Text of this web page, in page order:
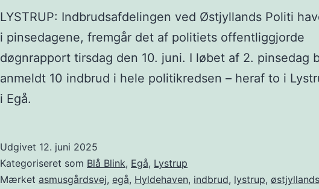
LYSTRUP: Indbrudsafdelingen ved Østjyllands Politi
i pinsedagene, fremgår det af politiets offentliggjorde
døgnrapport tirsdag den 10. juni. I løbet af 2. pinsedag
anmeldt 10 indbrud i hele politikredsen – heraf to i
i Egå.
Udgivet 12. juni 2025
Kategoriseret som Blå Blink, Egå, Lystrup
Mærket asmusgårdsvej, egå, Hyldehaven, indbrud, lystrup,